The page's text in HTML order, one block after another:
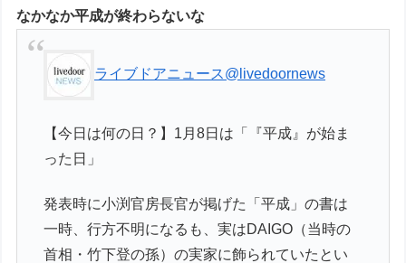
なかなか平成が終わらないな
ライブドアニュース@livedoornews
【今日は何の日？】1月8日は「『平成』が始ま
った日」
発表時に小渕官房長官が掲げた「平成」の書は
一時、行方不明になるも、実はDAIGO（当時の
首相・竹下登の孫）の実家に飾られていたとい